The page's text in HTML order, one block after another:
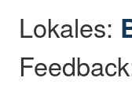
Lokales: